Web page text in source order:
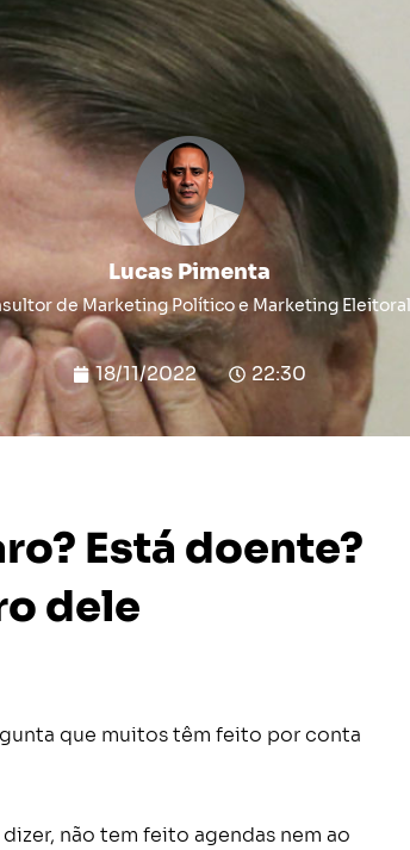
Lucas Pimenta
de Marketing Político e Marketing Eleitoral
18/11/2022 22:30
Está doente?
dele
que muitos têm feito por conta
não tem feito agendas nem ao